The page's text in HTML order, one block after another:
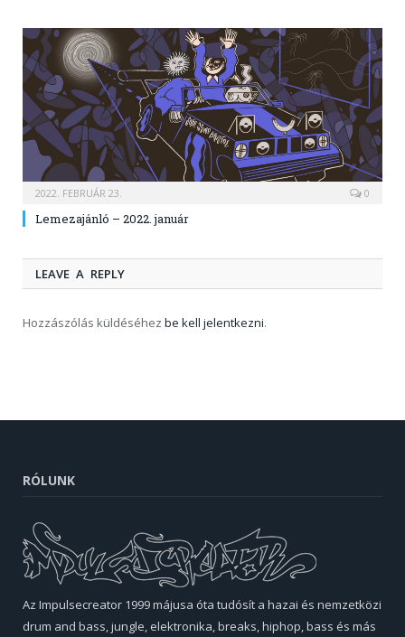
2022. FEBRUÁR 23. 0
Lemezajánló – 2022. január
LEAVE A REPLY
Hozzászólás küldéséhez be kell jelentkezni.
RÓLUNK
Az Impulsecreator 1999 májusa óta tudósít a hazai és nemzetközi
drum and bass, jungle, elektronika, breaks, hiphop, bass és más